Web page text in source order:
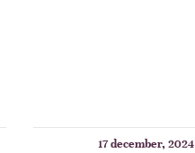
17 december, 2024